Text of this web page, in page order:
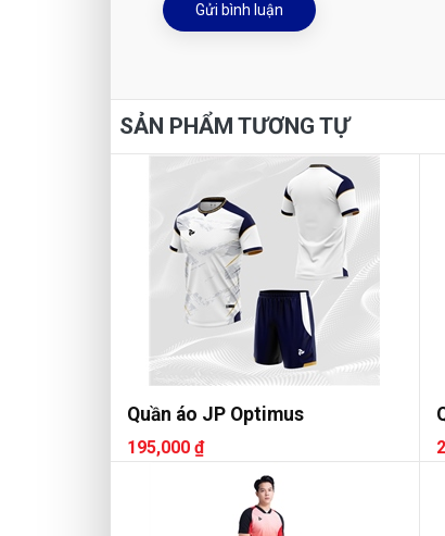
Gửi bình luận
SẢN PHẨM TƯƠNG TỰ
Quần áo JP Optimus
195,000 ₫